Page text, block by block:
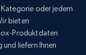
anfangen
Kategorie oder jedem
bieten
Produktdaten
und liefern Ihnen